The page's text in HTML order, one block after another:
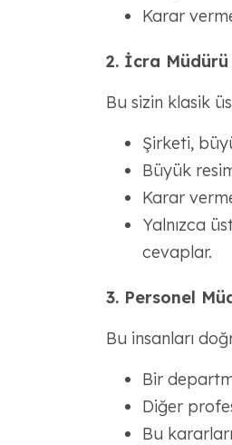
Karar
2. İcra Müdürü
Bu sizin klasik
Şirketi,
Büyük
Karar
Yalnızca
cevaplar.
3. Personel
Bu insanları
Bir
Diğer
Bu